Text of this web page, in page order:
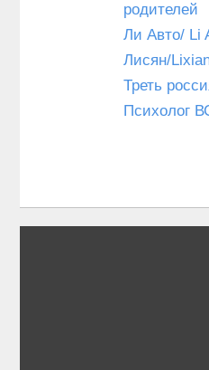
родителей
Ли Авто/ Li
Лисян/
Треть
Психолог